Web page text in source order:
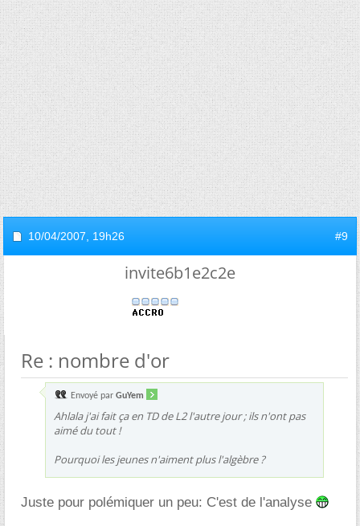
10/04/2007, 19h26 #9
invite6b1e2c2e
Re : nombre d'or
Envoyé par GuYem
Ahlala j'ai fait ça en TD de L2 l'autre jour ; ils n'ont pas
aimé du tout !
Pourquoi les jeunes n'aiment plus l'algèbre ?
Juste pour polémiquer un peu: C'est de l'analyse